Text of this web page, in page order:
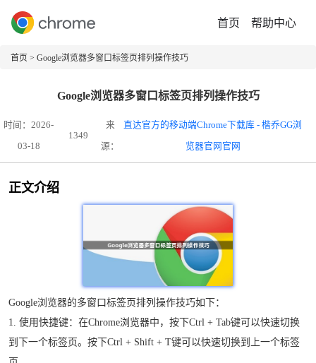
首页 帮助中心
首页 > Google浏览器多窗口标签页排列操作技巧
Google浏览器多窗口标签页排列操作技巧
时间：2026-
03-18
1349
来
源：
直达官方的移动端Chrome下载库 - 楷乔GG浏
览器官网官网
正文介绍
Google浏览器的多窗口标签页排列操作技巧如下：
1. 使用快捷键：在Chrome浏览器中，按下Ctrl + Tab键可以快速切换
到下一个标签页。按下Ctrl + Shift + T键可以快速切换到上一个标签